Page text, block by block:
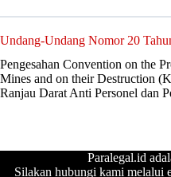
Undang-Undang Nomor 20
Pengesahan Convention on the
Mines and on their Destruction
Ranjau Darat Anti Personel dan
Paralegal.id
Silakan hubungi kami melalui